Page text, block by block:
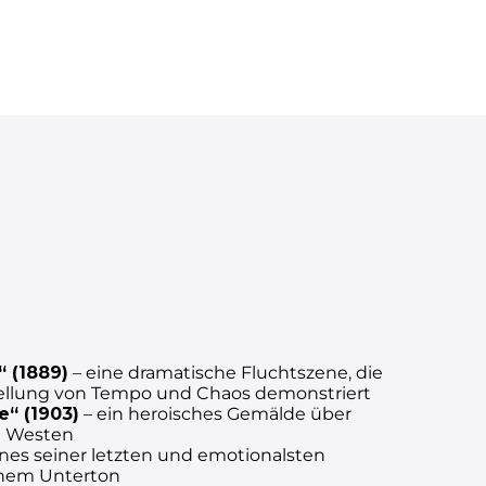
(1889) – eine dramatische Fluchtszene, die
von Tempo und Chaos demonstriert
(1903) – ein heroisches Gemälde über
Westen
seiner letzten und emotionalsten
Unterton